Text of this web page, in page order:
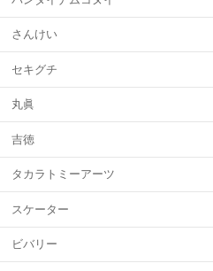
さんけい
セキグチ
丸眞
吉徳
タカラトミーアーツ
スケーター
ビバリー